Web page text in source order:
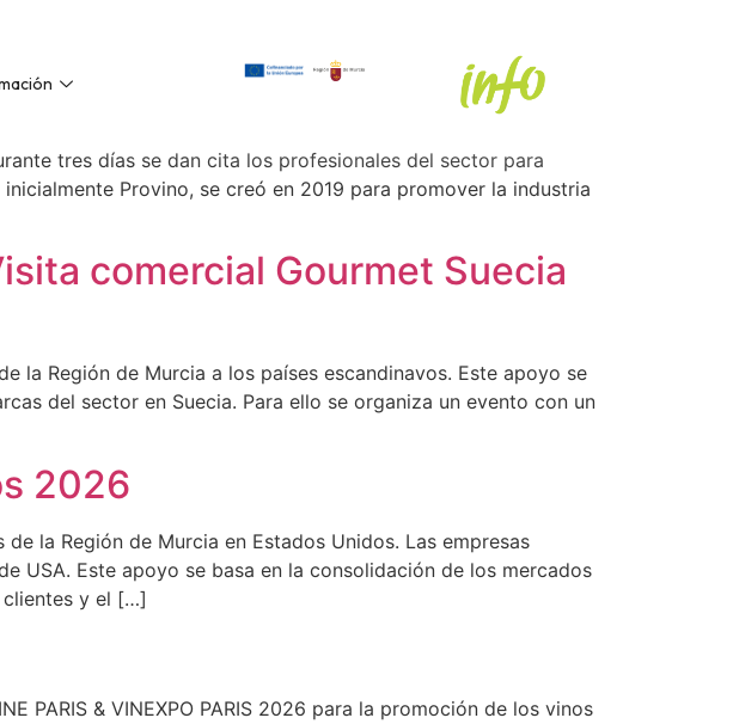
tres días se dan cita los profesionales del sector para
Provino, se creó en 2019 para promover la industria
comercial Gourmet Suecia
la Región de Murcia a los países escandinavos. Este apoyo se
del sector en Suecia. Para ello se organiza un evento con un
2026
la Región de Murcia en Estados Unidos. Las empresas
USA. Este apoyo se basa en la consolidación de los mercados
clientes y el […]
PARIS & VINEXPO PARIS 2026 para la promoción de los vinos